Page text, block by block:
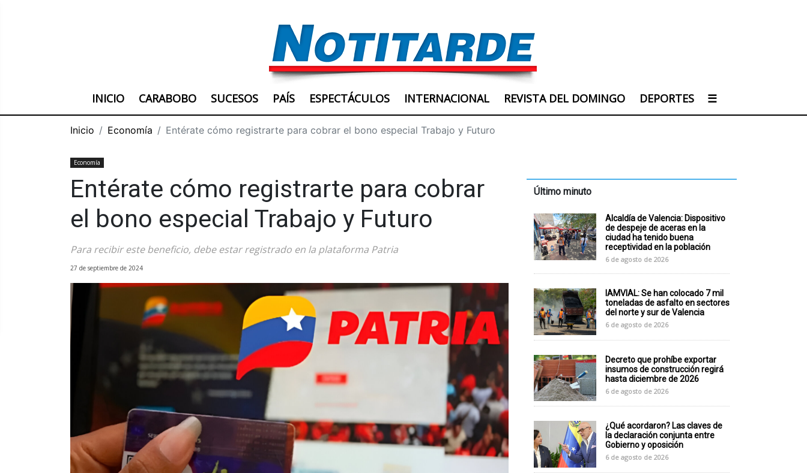
INICIO CARABOBO SUCESOS PAÍS ESPECTÁCULOS INTERNACIONAL REVISTA DEL DOMINGO DEPORTES ☰
Inicio Economía Entérate cómo registrarte para cobrar el bono especial Trabajo y Futuro
Economía
Entérate cómo registrarte para cobrar
el bono especial Trabajo y Futuro
Para recibir este beneficio, debe estar registrado en la plataforma Patria
27 de septiembre de 2024
Último minuto
Alcaldía de Valencia: Dispositivo
de despeje de aceras en la
ciudad ha tenido buena
receptividad en la población
6 de agosto de 2026
IAMVIAL: Se han colocado 7 mil
toneladas de asfalto en sectores
del norte y sur de Valencia
6 de agosto de 2026
Decreto que prohíbe exportar
insumos de construcción regirá
hasta diciembre de 2026
6 de agosto de 2026
¿Qué acordaron? Las claves de
la declaración conjunta entre
Gobierno y oposición
6 de agosto de 2026